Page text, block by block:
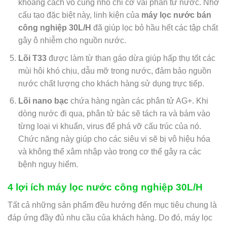
khoảng cách vô cùng nhỏ chỉ cỡ vài phân tử nước. Nhờ
cấu tạo đặc biệt này, linh kiện của máy lọc nước bán
công nghiệp 30L/H đã giúp lọc bỏ hầu hết các tập chất
gây ô nhiễm cho nguồn nước.
Lõi T33được làm từ than gáo dừa giúp hấp thụ tốt các
mùi hôi khó chịu, dẫu mỡ trong nước, đảm bảo nguồn
nước chất lượng cho khách hàng sử dụng trực tiếp.
Lõi nano bạcchứa hàng ngàn các phân tử AG+. Khi
dòng nước đi qua, phân tử bác sẽ tách ra và bám vào
từng loại vi khuẩn, virus để phá vỡ cấu trúc của nó.
Chức năng này giúp cho các siêu vi sẽ bị vô hiệu hóa
và không thể xâm nhập vào trong cơ thể gây ra các
bệnh nguy hiểm.
4 lợi ích máy lọc nước công nghiệp 30L/H
Tất cả những sản phẩm đều hướng đến mục tiêu chung là
đáp ứng đầy đủ nhu cầu của khách hàng. Do đó, máy lọc